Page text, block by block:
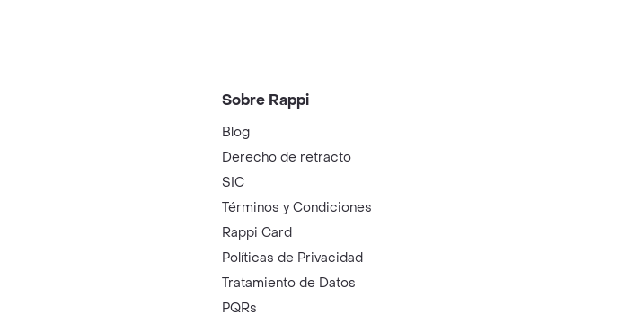
Sobre Rappi
Blog
Derecho de retracto
SIC
Términos y Condiciones
Rappi Card
Políticas de Privacidad
Tratamiento de Datos
PQRs